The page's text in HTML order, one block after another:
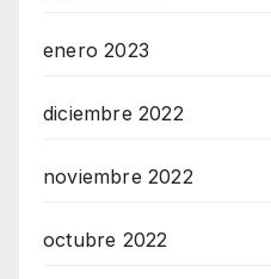
enero 2023
diciembre 2022
noviembre 2022
octubre 2022